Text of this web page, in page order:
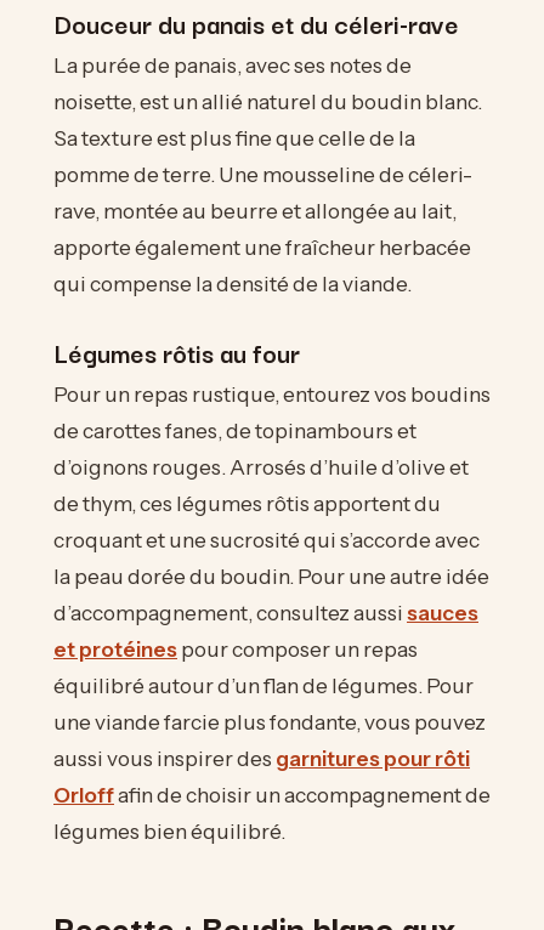
Douceur du panais et du céleri-rave
La purée de panais, avec ses notes de
noisette, est un allié naturel du boudin blanc.
Sa texture est plus fine que celle de la
pomme de terre. Une mousseline de céleri-
rave, montée au beurre et allongée au lait,
apporte également une fraîcheur herbacée
qui compense la densité de la viande.
Légumes rôtis au four
Pour un repas rustique, entourez vos boudins
de carottes fanes, de topinambours et
d’oignons rouges. Arrosés d’huile d’olive et
de thym, ces légumes rôtis apportent du
croquant et une sucrosité qui s’accorde avec
la peau dorée du boudin. Pour une autre idée
d’accompagnement, consultez aussisauces
et protéinespour composer un repas
équilibré autour d’un flan de légumes. Pour
une viande farcie plus fondante, vous pouvez
aussi vous inspirer des garnitures pour rôti
Orloffafin de choisir un accompagnement de
légumes bien équilibré.